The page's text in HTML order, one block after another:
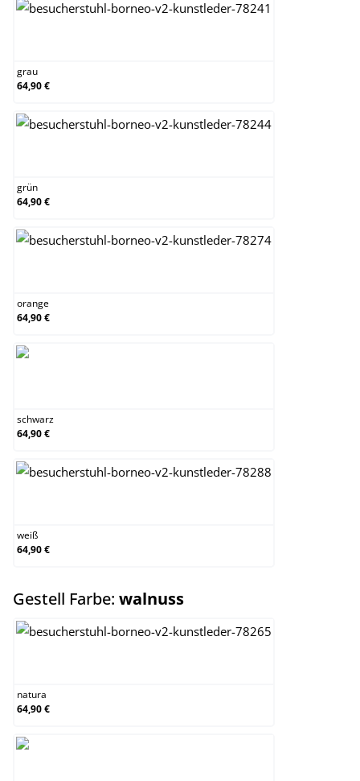
grau
64,90 €
grün
64,90 €
orange
64,90 €
schwarz
64,90 €
weiß
64,90 €
Gestell Farbe: walnussauswählen
natura
64,90 €